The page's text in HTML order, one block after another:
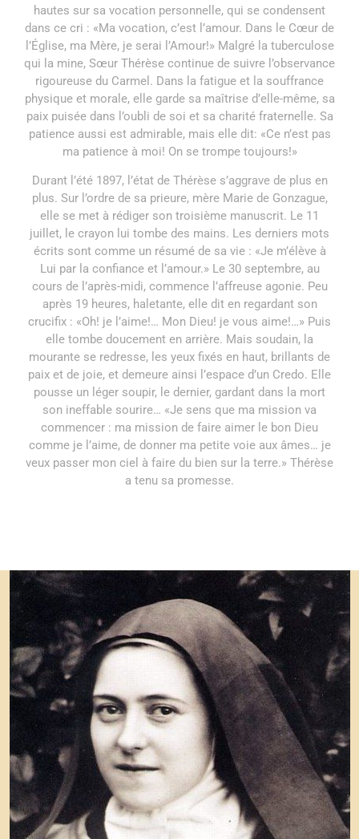
hautes sur sa vocation personnelle, qui se condensent
dans ce cri : «Ma vocation, c’est l’amour. Dans le Cœur de
l’Église, ma Mère, je serai l’Amour!» Malgré la tuberculose
qui la mine, Sœur Thérèse continue de suivre l’observance
rigoureuse du Carmel. Dans la fatigue et la souffrance
physique et morale, elle garde sa maîtrise d’elle-même, sa
paix puisée dans l’oubli de soi et sa charité fraternelle. Sa
patience aussi est admirable, mais elle dit: «Ce n’est pas
ma patience à moi! On se trompe toujours!»
Durant l’été 1897, l’état de Thérèse s’aggrave de plus en
plus. Sur l’ordre de sa prieure, mère Marie de Gonzague,
elle se met à rédiger son troisième manuscrit. Le 11
juillet, le crayon lui tombe des mains. Les derniers mots
écrits sont comme un résumé de sa vie : «Je m’élève à
Lui par la confiance et l’amour.» Le 30 septembre, au
cours de l’après-midi, commence l’affreuse agonie. Peu
après 19 heures, haletante, elle dit en regardant son
crucifix : «Oh! je l’aime!… Mon Dieu! je vous aime!…» Puis
elle tombe doucement en arrière. Mais soudain, la
mourante se redresse, les yeux fixés en haut, brillants de
paix et de joie, et demeure ainsi l’espace d’un Credo. Elle
pousse un léger soupir, le dernier, gardant dans la mort
son ineffable sourire… «Je sens que ma mission va
commencer : ma mission de faire aimer le bon Dieu
comme je l’aime, de donner ma petite voie aux âmes… je
veux passer mon ciel à faire du bien sur la terre.» Thérèse
a tenu sa promesse.